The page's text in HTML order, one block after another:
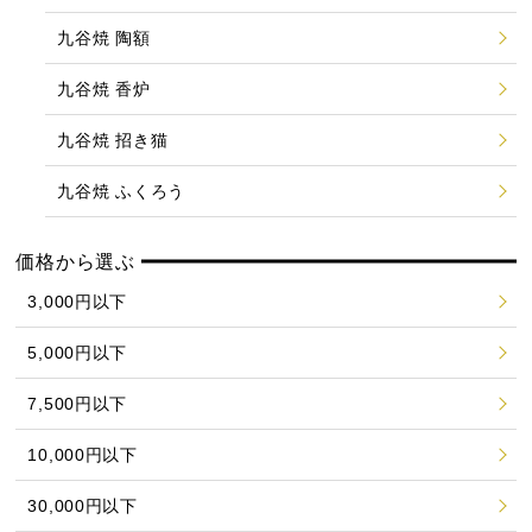
九谷焼 陶額
九谷焼 香炉
九谷焼 招き猫
九谷焼 ふくろう
価格から選ぶ
3,000円以下
5,000円以下
7,500円以下
10,000円以下
30,000円以下